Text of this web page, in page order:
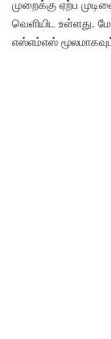
முறைக்கு ஏற்ப
வெளியிட உள்ளது.
எஸ்எம்எஸ்